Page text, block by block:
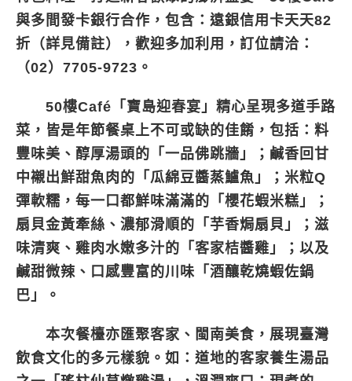
與多間發卡銀行合作，包含：遠銀信用卡天天82
折（詳見備註），歡迎多加利用，訂位請洽：
（02）7705-9723。
50樓Café「寶島迎春宴」精心呈現多道手路
菜，皆是年節餐桌上不可或缺的佳餚，包括：料
豐味美、醇厚湯頭的「 一品佛跳牆 」；鹹香回甘
中襯出鮮甜魚肉的「 瓜綿豆醬蒸鱸魚 」；米粒Q
彈軟糯，每一口都鮮味滿滿的「 櫻花蝦米糕 」；
扇貝金黃牽絲、濃郁滑順的「 芋香焗扇貝 」；滋
味清爽、雞肉水嫩多汁的「 客家桔醬雞 」；以及
鹹甜微辣、口感豐富的川味「 酒釀乾燒蝦佐鍋
巴 」。
本次餐檯亦匯聚客家、閩南美食，展現臺灣
飲食文化的多元樣貌。如：道地的客家養生湯品